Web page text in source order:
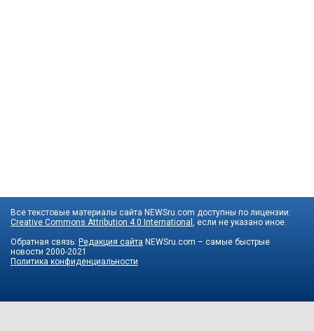
Все текстовые материалы сайта NEWSru.com доступны по лицензии:
Creative Commons Attribution 4.0 International
, если не указано иное.
Обратная связь: Редакция сайта NEWSru.com – самые быстрые
новости 2000-2021
Политика конфиденциальности